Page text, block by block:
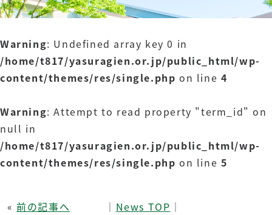
Warning: Undefined array key 0 in
/home/t817/yasuragien.or.jp/public_html/wp-
content/themes/res/single.php on line 4
Warning: Attempt to read property "term_id" on
null in
/home/t817/yasuragien.or.jp/public_html/wp-
content/themes/res/single.php on line 5
« 前の記事へ │ News TOP │